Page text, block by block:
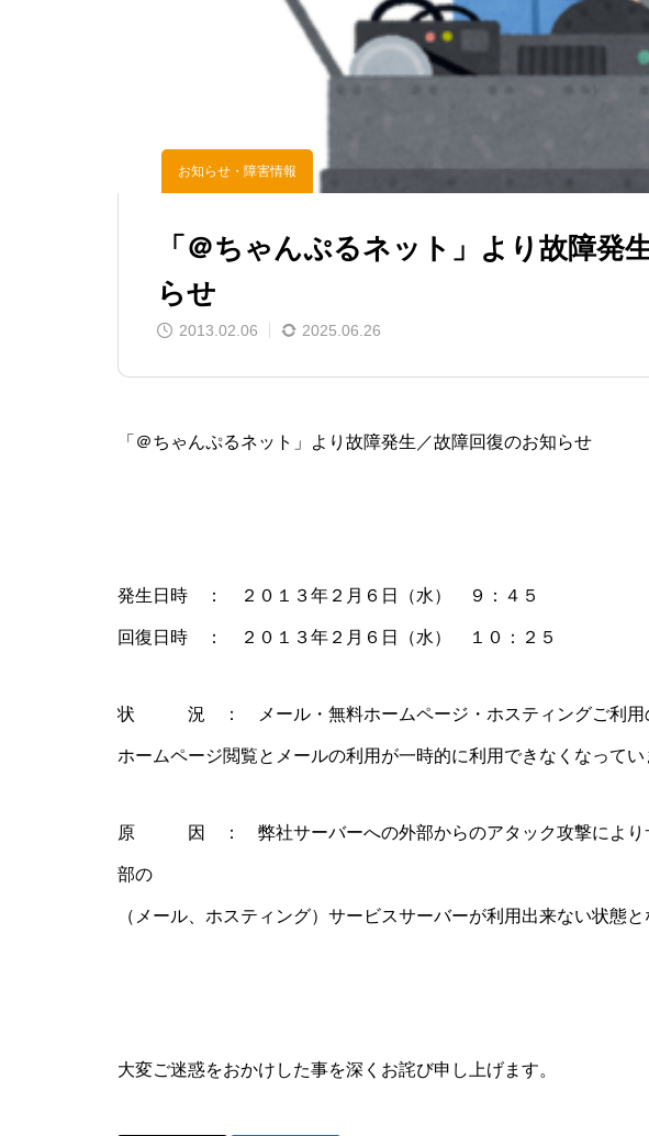
お知らせ・障害情報
「＠ちゃんぷるネット」より故障発
らせ
2013.02.06 2025.06.26
「＠ちゃんぷるネット」より故障発生／故障回復のお知らせ
発生日時 ： ２０１３年２月６日（水） ９：４５
回復日時 ： ２０１３年２月６日（水） １０：２５
状 況 ： メール・無料ホームページ・ホスティングご利用
ホームページ閲覧とメールの利用が一時的に利用できなくなってい
原 因 ： 弊社サーバーへの外部からのアタック攻撃によりサ
部の
（メール、ホスティング）サービスサーバーが利用出来ない状態と
大変ご迷惑をおかけした事を深くお詫び申し上げます。